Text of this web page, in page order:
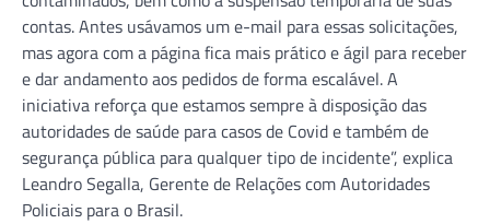
contas. Antes usávamos um e-mail para essas solicitações,
mas agora com a página fica mais prático e ágil para receber
e dar andamento aos pedidos de forma escalável. A
iniciativa reforça que estamos sempre à disposição das
autoridades de saúde para casos de Covid e também de
segurança pública para qualquer tipo de incidente”, explica
Leandro Segalla, Gerente de Relações com Autoridades
Policiais para o Brasil.